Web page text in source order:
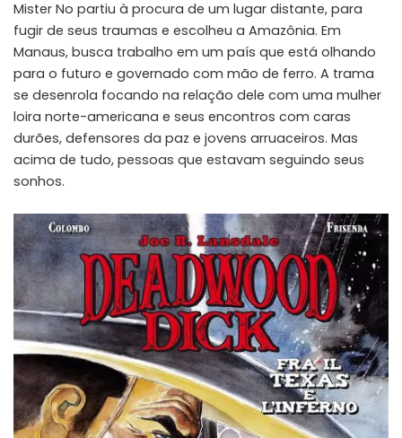
Mister No partiu à procura de um lugar distante, para
fugir de seus traumas e escolheu a Amazônia. Em
Manaus, busca trabalho em um país que está olhando
para o futuro e governado com mão de ferro. A trama
se desenrola focando na relação dele com uma mulher
loira norte-americana e seus encontros com caras
durões, defensores da paz e jovens arruaceiros. Mas
acima de tudo, pessoas que estavam seguindo seus
sonhos.